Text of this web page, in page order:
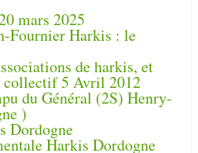
mars 2025
Fournier Harkis : le
de harkis, et
collectif 5 Avril 2012
du Général (2S) Henry-
)
Dordogne
Harkis Dordogne